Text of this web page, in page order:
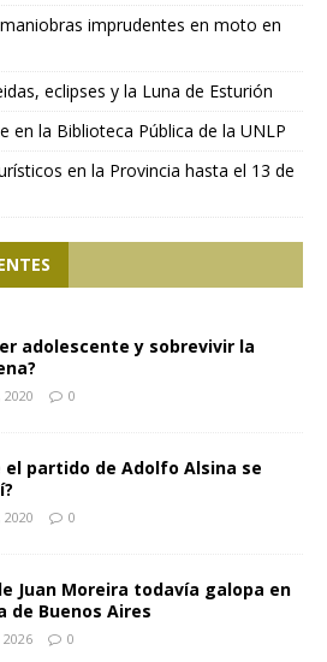
imprudentes en moto en
eclipses y la Luna de Esturión
en la Biblioteca Pública de la UNLP
en la Provincia hasta el 13 de
adolescente y sobrevivir la
0
el partido de Adolfo Alsina se
0
Juan Moreira todavía galopa en
de Buenos Aires
0